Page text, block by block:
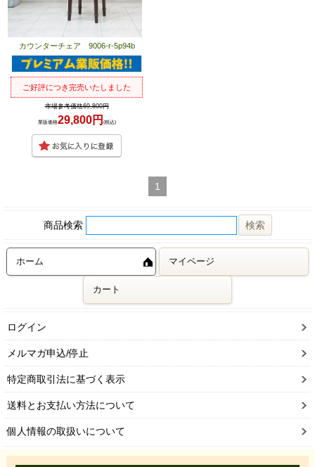
カウンターチェア 9006-r-5p94b
ご好評につき完売いたしました
市場参考価格69,800円
業販価格29,800円 (税込)
1
商品検索
ホーム マイページ
カート
ログイン
メルマガ申込/停止
特定商取引法に基づく表示
送料とお支払い方法について
個人情報の取扱いについて